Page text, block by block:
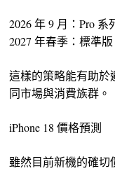
2026 年 9 月：Pro 系
2027 年春季：標準版
這樣的策略能有助
同市場與消費族群。
iPhone 18 價格預測
雖然目前新機的確